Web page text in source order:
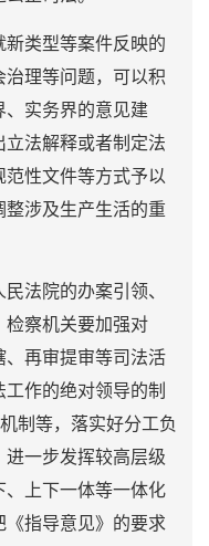
新类型等案件反映的
理等问题，可以积
实务界的意见建
法解释或者制定法
性文件等方式予以
涉及生产生活的重
法院的办案引领、
检察机关要加强对
、再审提审等司法活
作的绝对领导的制
制等，落实好分工负
一步发挥较高层级
、上下一体等一体化
指导意见》的要求